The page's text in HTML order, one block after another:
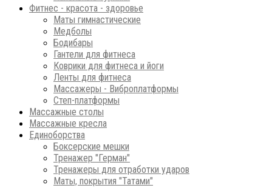
Фитнес - красота - здоровье
Маты гимнастические
Медболы
Бодибары
Гантели для фитнеса
Коврики для фитнеса и йоги
Ленты для фитнеса
Массажеры - Виброплатформы
Степ-платформы
Массажные столы
Массажные кресла
Единоборства
Боксерские мешки
Тренажер "Герман"
Тренажеры для отработки ударов
Маты, покрытия "Татами"